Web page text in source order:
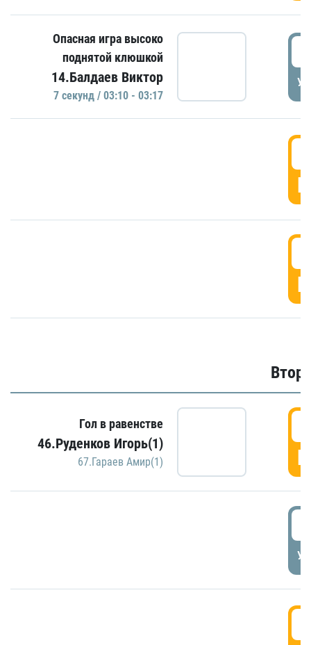
Опасная игра высоко
поднятой клюшкой
14.Балдаев Виктор
7 секунд / 03:10 - 03:17
Гол в равенстве
46.Руденков Игорь(1)
67.Гараев Амир(1)